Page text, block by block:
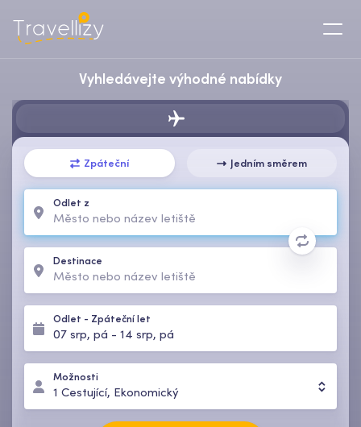
Vyhledávejte výhodné nabídky
Zpáteční Jedním směrem
Odlet z
Destinace
Odlet - Zpáteční let
07 srp, pá - 14 srp, pá
Možnosti
1 Cestující, Ekonomický